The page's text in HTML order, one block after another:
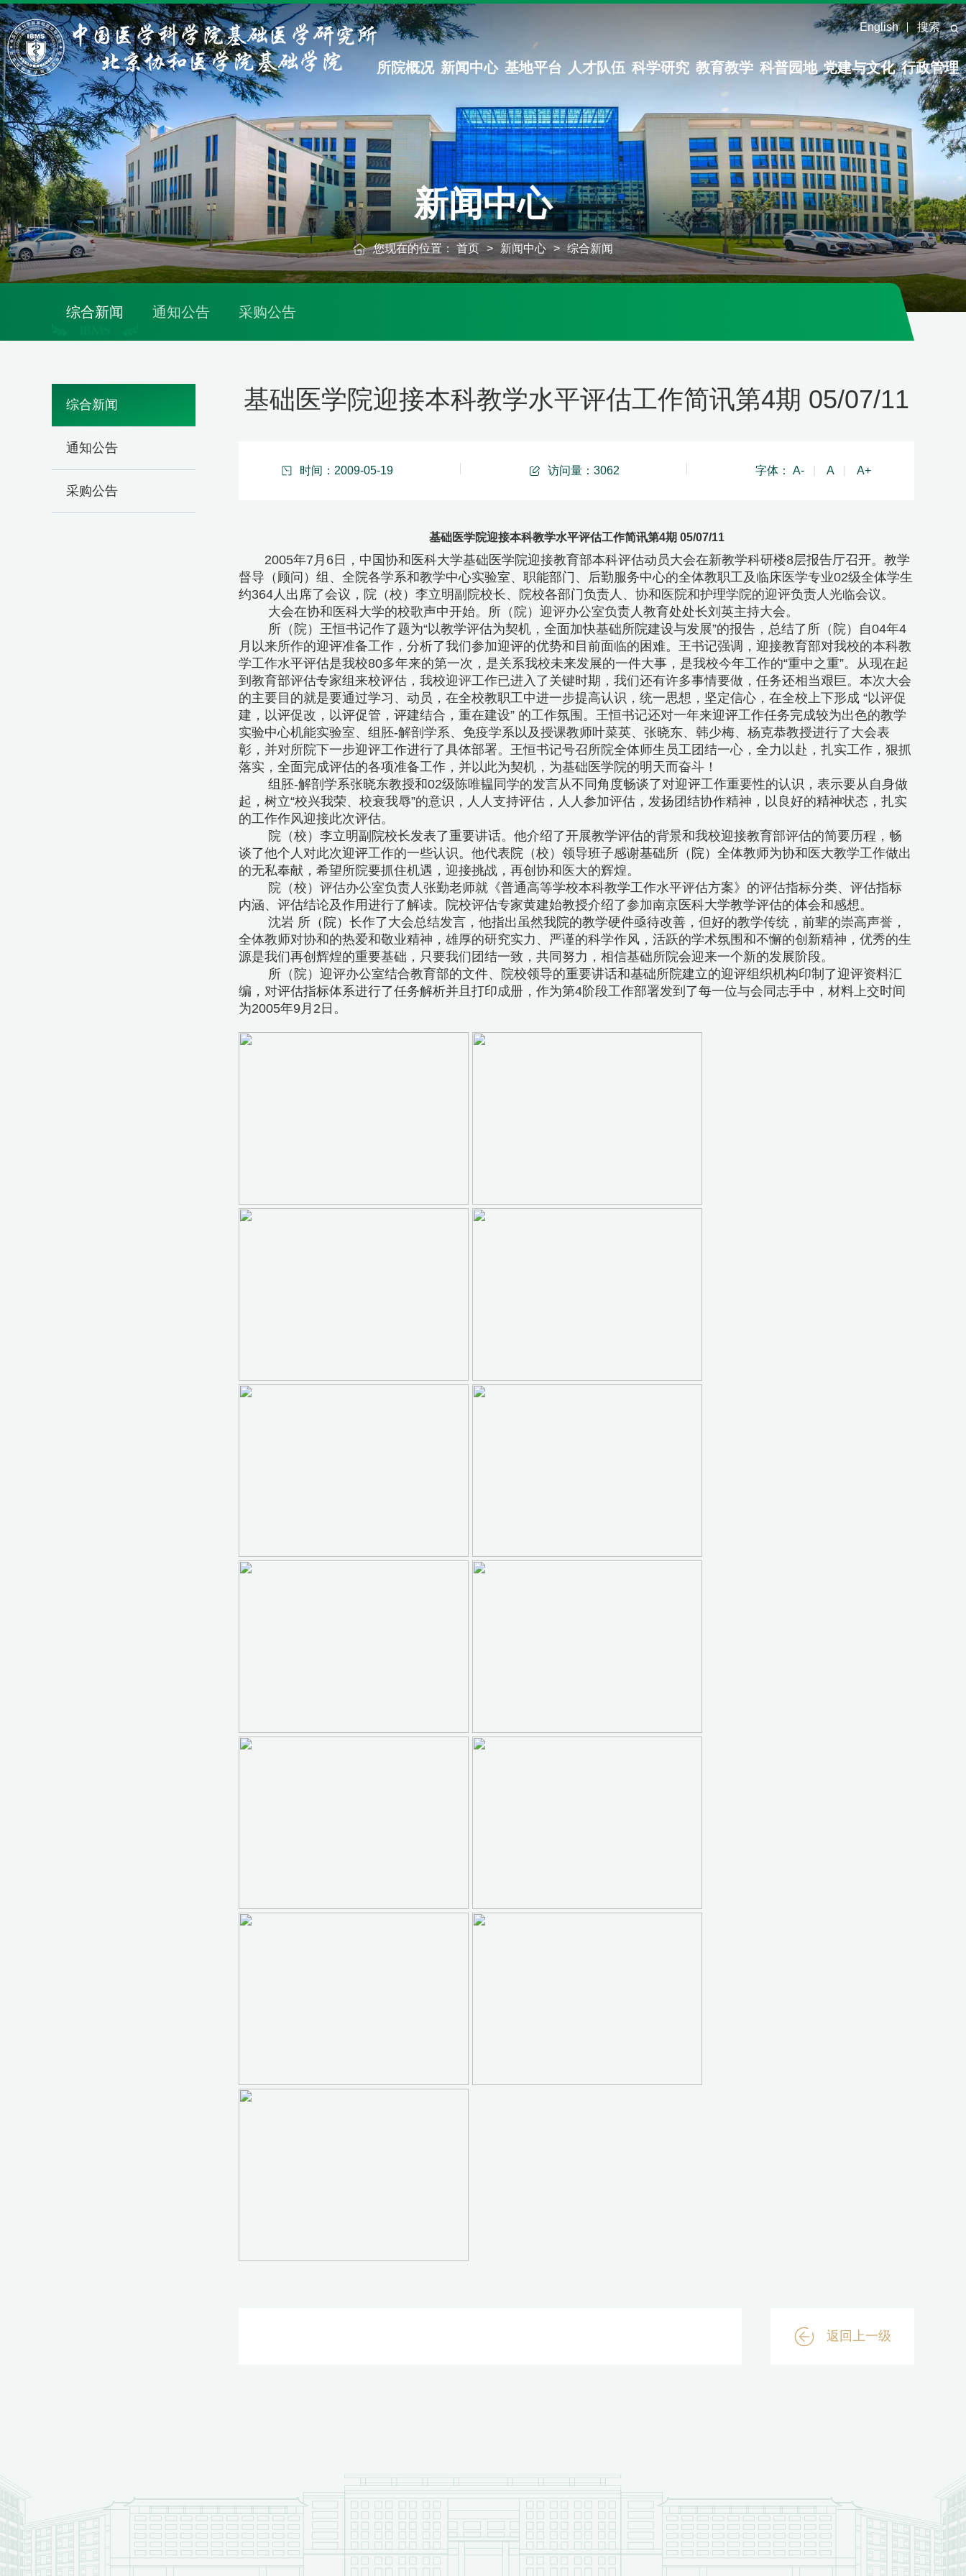
English 搜索
所院概况 新闻中心 基地平台 人才队伍 科学研究 教育教学 科普园地 党建与文化 行政管理
新闻中心
您现在的位置： 首页 > 新闻中心 > 综合新闻
综合新闻 通知公告 采购公告
综合新闻
通知公告
采购公告
基础医学院迎接本科教学水平评估工作简讯第4期 05/07/11
时间：2009-05-19 访问量： 3062 字体： A- A A+
基础医学院迎接本科教学水平评估工作简讯第4期 05/07/11
2005年7月6日，中国协和医科大学基础医学院迎接教育部本科评估动员大会在新教学科研楼8层报告厅召开。教学
督导（顾问）组、全院各学系和教学中心实验室、职能部门、后勤服务中心的全体教职工及临床医学专业02级全体学生
约364人出席了会议，院（校）李立明副院校长、院校各部门负责人、协和医院和护理学院的迎评负责人光临会议。
大会在协和医科大学的校歌声中开始。所（院）迎评办公室负责人教育处处长刘英主持大会。
所（院）王恒书记作了题为“以教学评估为契机，全面加快基础所院建设与发展”的报告，总结了所（院）自04年4
月以来所作的迎评准备工作，分析了我们参加迎评的优势和目前面临的困难。王书记强调，迎接教育部对我校的本科教
学工作水平评估是我校80多年来的第一次，是关系我校未来发展的一件大事，是我校今年工作的“重中之重”。从现在起
到教育部评估专家组来校评估，我校迎评工作已进入了关键时期，我们还有许多事情要做，任务还相当艰巨。本次大会
的主要目的就是要通过学习、动员，在全校教职工中进一步提高认识，统一思想，坚定信心，在全校上下形成 “以评促
建，以评促改，以评促管，评建结合，重在建设” 的工作氛围。王恒书记还对一年来迎评工作任务完成较为出色的教学
实验中心机能实验室、组胚-解剖学系、免疫学系以及授课教师叶菜英、张晓东、韩少梅、杨克恭教授进行了大会表
彰，并对所院下一步迎评工作进行了具体部署。王恒书记号召所院全体师生员工团结一心，全力以赴，扎实工作，狠抓
落实，全面完成评估的各项准备工作，并以此为契机，为基础医学院的明天而奋斗！
组胚-解剖学系张晓东教授和02级陈唯韫同学的发言从不同角度畅谈了对迎评工作重要性的认识，表示要从自身做
起，树立“校兴我荣、校衰我辱”的意识，人人支持评估，人人参加评估，发扬团结协作精神，以良好的精神状态，扎实
的工作作风迎接此次评估。
院（校）李立明副院校长发表了重要讲话。他介绍了开展教学评估的背景和我校迎接教育部评估的简要历程，畅
谈了他个人对此次迎评工作的一些认识。他代表院（校）领导班子感谢基础所（院）全体教师为协和医大教学工作做出
的无私奉献，希望所院要抓住机遇，迎接挑战，再创协和医大的辉煌。
院（校）评估办公室负责人张勤老师就《普通高等学校本科教学工作水平评估方案》的评估指标分类、评估指标
内涵、评估结论及作用进行了解读。院校评估专家黄建始教授介绍了参加南京医科大学教学评估的体会和感想。
沈岩 所（院）长作了大会总结发言，他指出虽然我院的教学硬件亟待改善，但好的教学传统，前辈的崇高声誉，
全体教师对协和的热爱和敬业精神，雄厚的研究实力、严谨的科学作风，活跃的学术氛围和不懈的创新精神，优秀的生
源是我们再创辉煌的重要基础，只要我们团结一致，共同努力，相信基础所院会迎来一个新的发展阶段。
所（院）迎评办公室结合教育部的文件、院校领导的重要讲话和基础所院建立的迎评组织机构印制了迎评资料汇
编，对评估指标体系进行了任务解析并且打印成册，作为第4阶段工作部署发到了每一位与会同志手中，材料上交时间
为2005年9月2日。
返回上一级